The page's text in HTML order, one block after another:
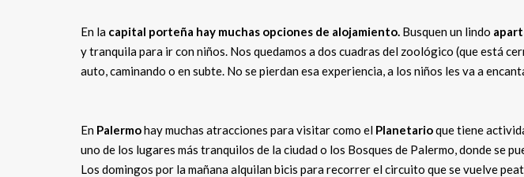
En la capital porteña hay muchas opciones de alojamiento. Busquen un lindo
y tranquila para ir con niños. Nos quedamos a dos cuadras del zoológico (que está
auto, caminando o en subte. No se pierdan esa experiencia, a los niños les va a
En Palermohay muchas atracciones para visitar como el Planetarioque tiene
uno de los lugares más tranquilos de la ciudad o los Bosques de Palermo, donde se
Los domingos por la mañana alquilan bicis para recorrer el circuito que se vuelve